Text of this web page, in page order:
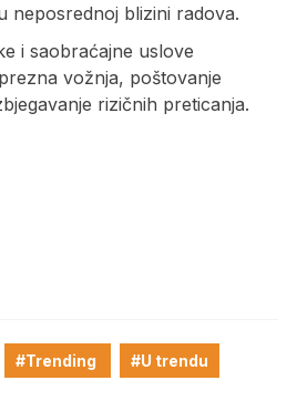
neposrednoj blizini radova.
i saobraćajne uslove
vožnja, poštovanje
rizičnih preticanja.
#Trending
#U trendu